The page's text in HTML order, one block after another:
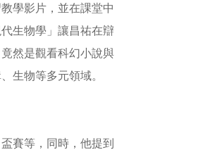
學影片，並在課堂中
生物學」讓昌祐在辯
然是觀看科幻小說與
生物等多元領域。
賽等，同時，他提到